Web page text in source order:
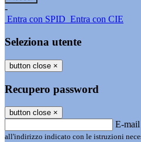
-
Entra con SPID Entra con CIE
Seleziona utente
button close ×
Recupero password
button close ×
E-mail
all'indirizzo indicato con le istruzioni